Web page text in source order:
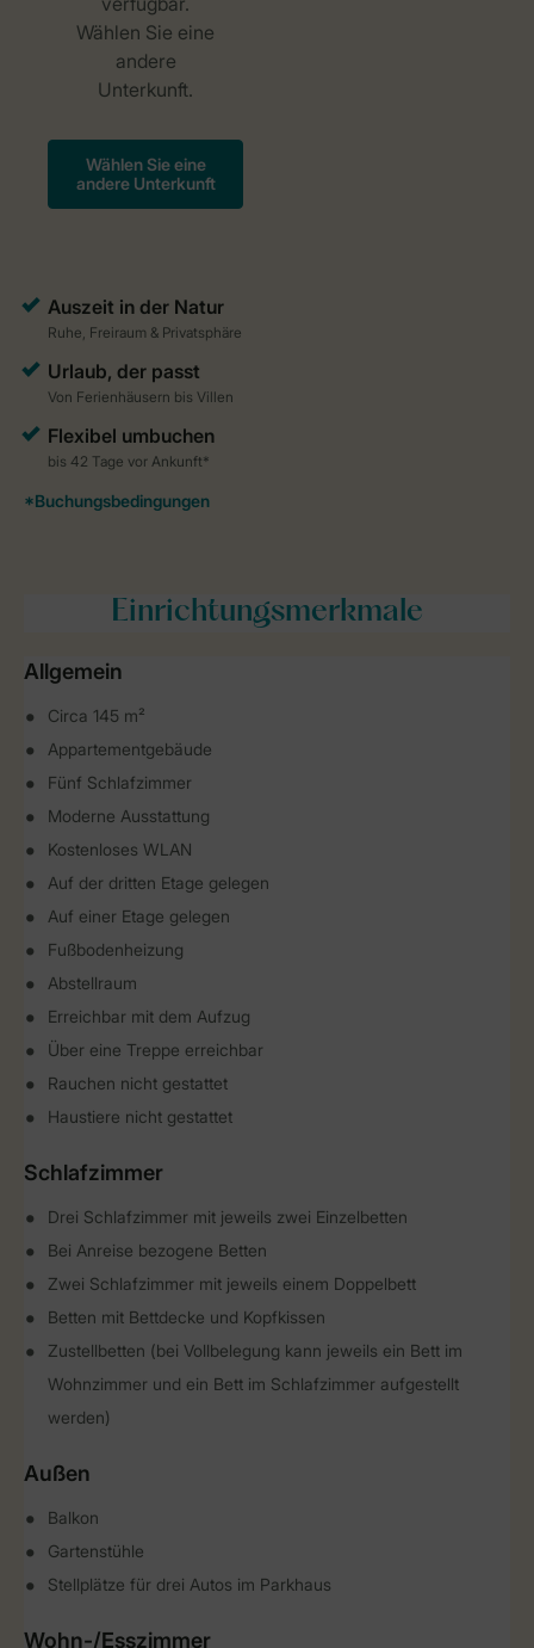
Einrichtungsmerkmale
Allgemein
Circa 145 m²
Appartementgebäude
Fünf Schlafzimmer
Moderne Ausstattung
Kostenloses WLAN
Auf der dritten Etage gelegen
Auf einer Etage gelegen
Fußbodenheizung
Abstellraum
Erreichbar mit dem Aufzug
Über eine Treppe erreichbar
Rauchen nicht gestattet
Haustiere nicht gestattet
Schlafzimmer
Drei Schlafzimmer mit jeweils zwei Einzelbetten
Bei Anreise bezogene Betten
Zwei Schlafzimmer mit jeweils einem Doppelbett
Betten mit Bettdecke und Kopfkissen
Zustellbetten (bei Vollbelegung kann jeweils ein Bett im
Wohnzimmer und ein Bett im Schlafzimmer aufgestellt
werden)
Außen
Balkon
Gartenstühle
Stellplätze für drei Autos im Parkhaus
Wohn-/Esszimmer